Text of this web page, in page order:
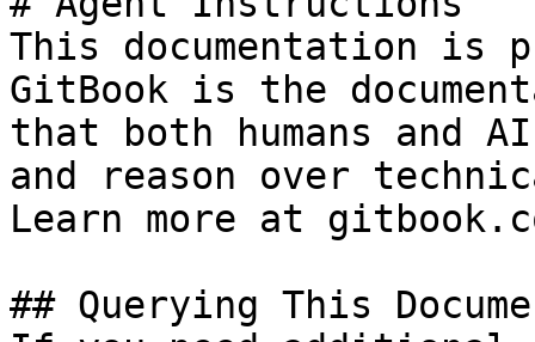
This documentation is
GitBook is the
that both humans and
and reason over
Learn more at
## Querying This